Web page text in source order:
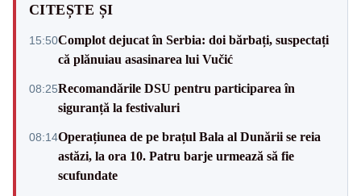
CITEȘTE ȘI
15:50Complot dejucat în Serbia: doi bărbați, suspectați
că plănuiau asasinarea lui Vučić
08:25Recomandările DSU pentru participarea în
siguranță la festivaluri
08:14Operațiunea de pe brațul Bala al Dunării se reia
astăzi, la ora 10. Patru barje urmează să fie
scufundate